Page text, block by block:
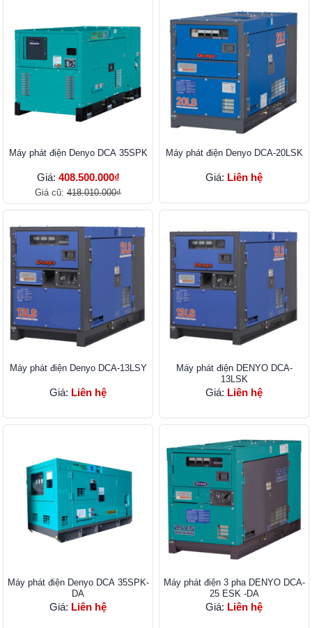
Máy phát điện Denyo DCA 35SPK
Giá: 408.500.000₫
Giá cũ: 418.010.000₫
Máy phát điện Denyo DCA-20LSK
Giá: Liên hệ
Máy phát điện Denyo DCA-13LSY
Giá: Liên hệ
Máy phát điện DENYO DCA-
13LSK
Giá: Liên hệ
Máy phát điện Denyo DCA 35SPK-
DA
Giá: Liên hệ
Máy phát điện 3 pha DENYO DCA-
25 ESK -DA
Giá: Liên hệ